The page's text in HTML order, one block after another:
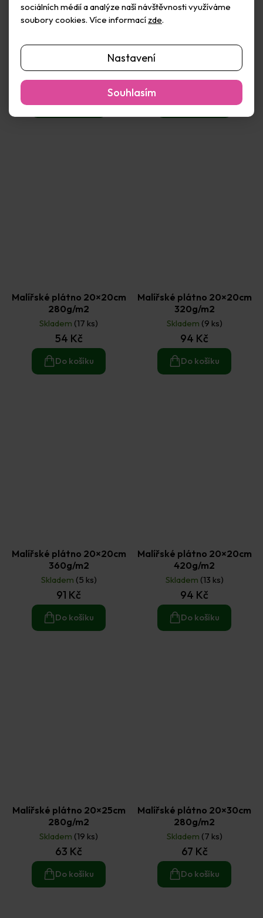
sociálních médií a analýze naší návštěvnosti využíváme
soubory cookies. Více informacízde.
Nastavení
Souhlasím
57 Kč
Do košíku
94 Kč
Do košíku
Malířské plátno 20×20cm
280g/m2
Skladem (17 ks)
54 Kč
Do košíku
Malířské plátno 20×20cm
320g/m2
Skladem (9 ks)
94 Kč
Do košíku
Malířské plátno 20×20cm
360g/m2
Skladem (5 ks)
91 Kč
Do košíku
Malířské plátno 20×20cm
420g/m2
Skladem (13 ks)
94 Kč
Do košíku
Malířské plátno 20×25cm
280g/m2
Skladem (19 ks)
63 Kč
Do košíku
Malířské plátno 20×30cm
280g/m2
Skladem (7 ks)
67 Kč
Do košíku